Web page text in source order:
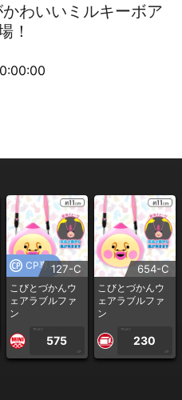
わいいミルキーボア
！
CP専用127-C
こびとづかんウ
ェアラブルファ
ン
1PLAY
575
CP
654-C
こびとづかんウ
ェアラブルファ
ン
1PLAY
230
CP